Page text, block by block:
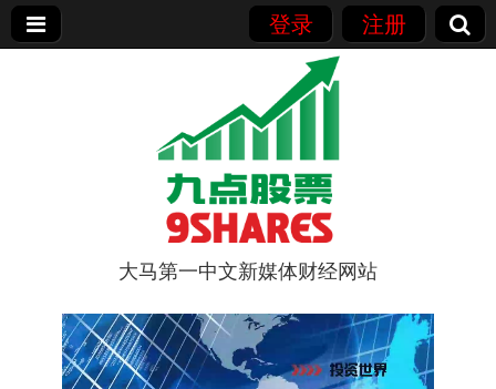
登录 注册
9点股票
大马第一中文新媒体财经网站